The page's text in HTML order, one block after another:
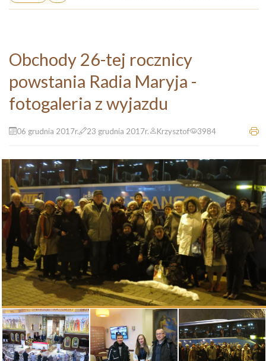
Obchody 26-tej rocznicy
powstania Radia Maryja -
fotogaleria z wyjazdu
06 grudnia 2017r. 23 grudnia 2017r. Krzysztof 3984